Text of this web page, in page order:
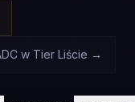
w Tier Liście →